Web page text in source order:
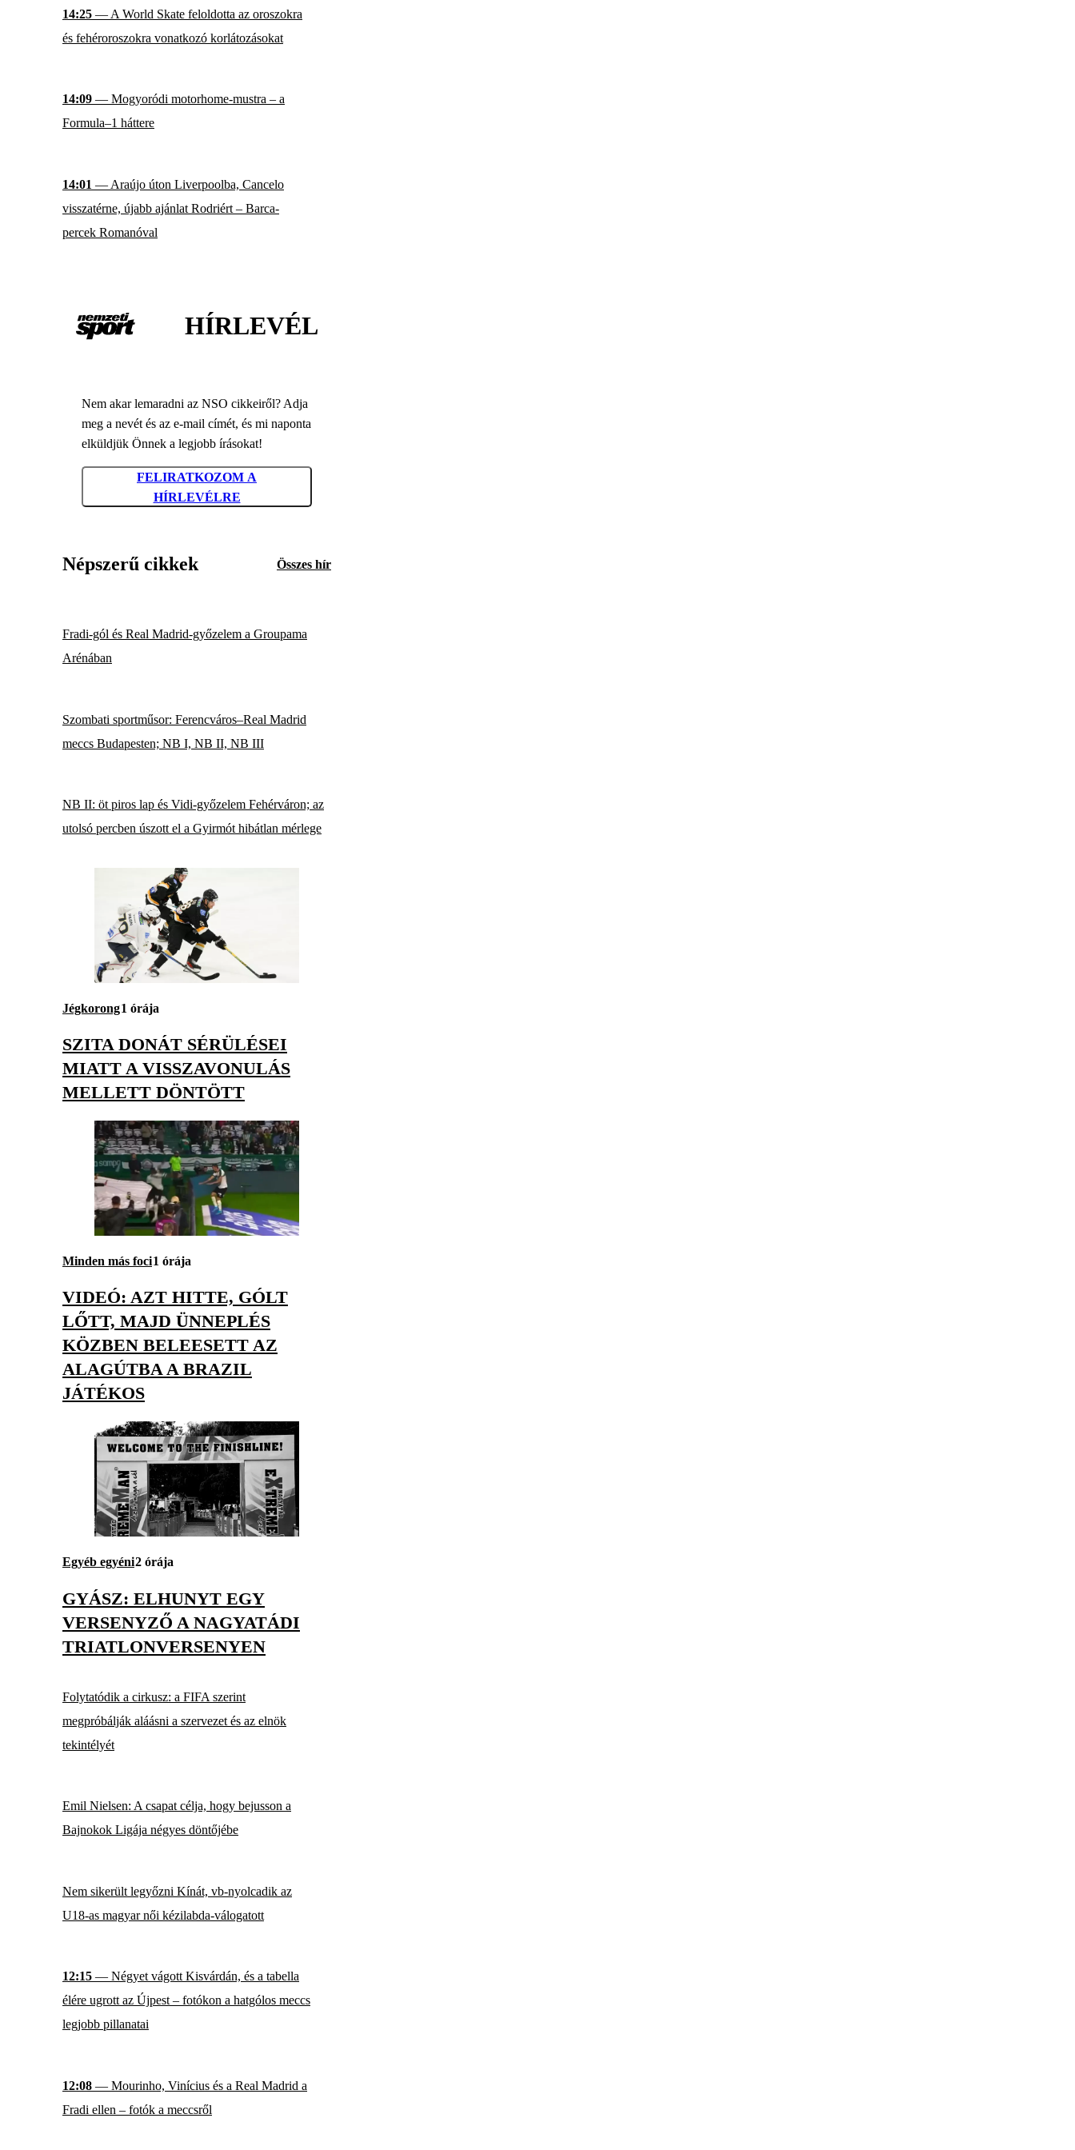
14:25 — A World Skate feloldotta az oroszokra
és fehéroroszokra vonatkozó korlátozásokat
14:09 — Mogyoródi motorhome-mustra – a
Formula–1 háttere
14:01 — Araújo úton Liverpoolba, Cancelo
visszatérne, újabb ajánlat Rodriért – Barca-
percek Romanóval
HÍRLEVÉL
Nem akar lemaradni az NSO cikkeiről? Adja
meg a nevét és az e-mail címét, és mi naponta
elküldjük Önnek a legjobb írásokat!
FELIRATKOZOM A
HÍRLEVÉLRE
Népszerű cikkek Összes hír
Fradi-gól és Real Madrid-győzelem a Groupama
Arénában
Szombati sportműsor: Ferencváros–Real Madrid
meccs Budapesten; NB I, NB II, NB III
NB II: öt piros lap és Vidi-győzelem Fehérváron; az
utolsó percben úszott el a Gyirmót hibátlan mérlege
Jégkorong1 órája
SZITA DONÁT SÉRÜLÉSEI
MIATT A VISSZAVONULÁS
MELLETT DÖNTÖTT
Minden más foci1 órája
VIDEÓ: AZT HITTE, GÓLT
LŐTT, MAJD ÜNNEPLÉS
KÖZBEN BELEESETT AZ
ALAGÚTBA A BRAZIL
JÁTÉKOS
Egyéb egyéni2 órája
GYÁSZ: ELHUNYT EGY
VERSENYZŐ A NAGYATÁDI
TRIATLONVERSENYEN
Folytatódik a cirkusz: a FIFA szerint
megpróbálják aláásni a szervezet és az elnök
tekintélyét
Emil Nielsen: A csapat célja, hogy bejusson a
Bajnokok Ligája négyes döntőjébe
Nem sikerült legyőzni Kínát, vb-nyolcadik az
U18-as magyar női kézilabda-válogatott
12:15 — Négyet vágott Kisvárdán, és a tabella
élére ugrott az Újpest – fotókon a hatgólos meccs
legjobb pillanatai
12:08 — Mourinho, Vinícius és a Real Madrid a
Fradi ellen – fotók a meccsről